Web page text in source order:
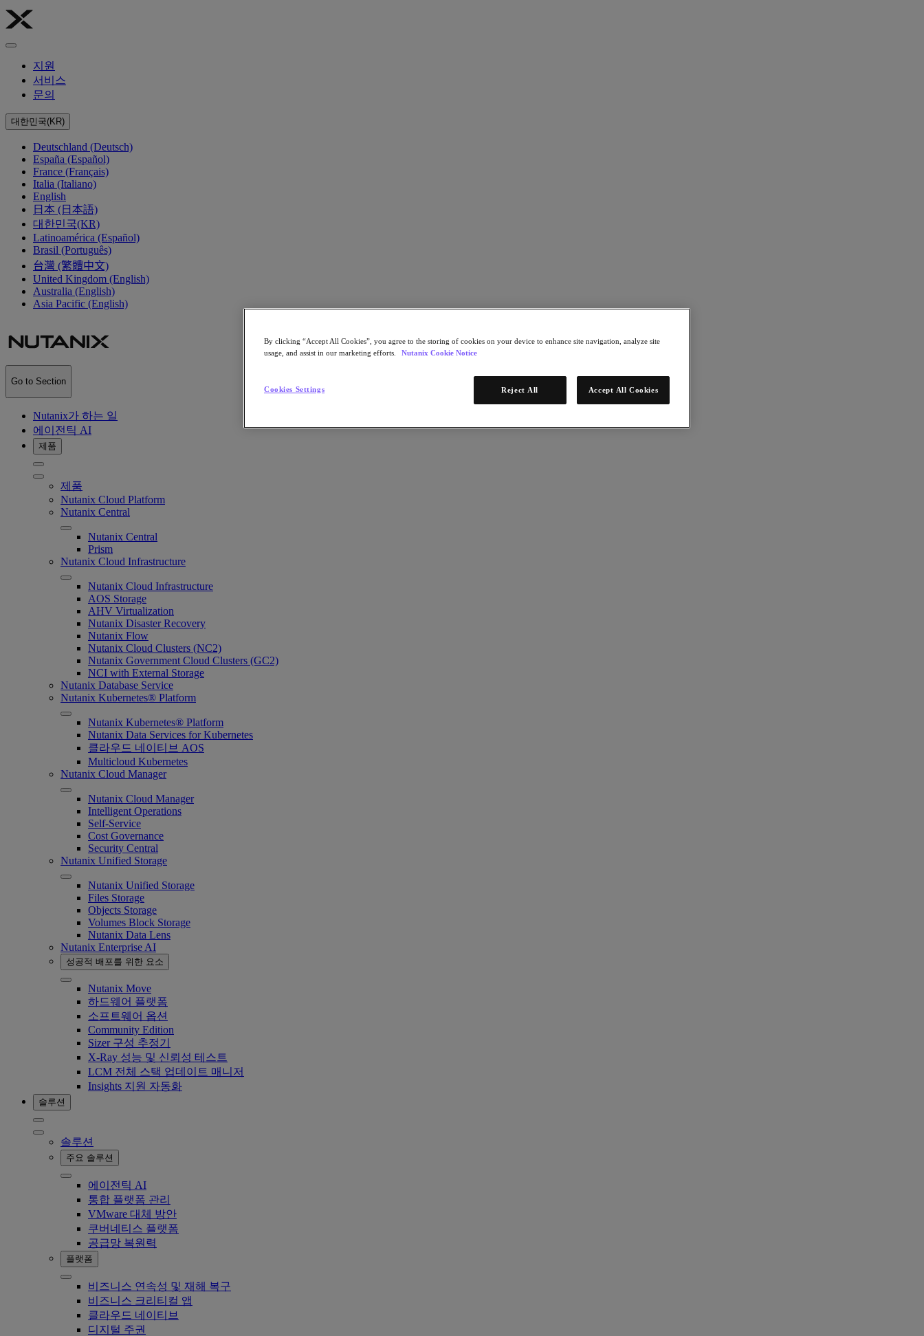
지원
서비스
문의
대한민국(KR)
Deutschland (Deutsch)
España (Español)
France (Français)
Italia (Italiano)
English
日本 (日本語)
대한민국(KR)
Latinoamérica (Español)
Brasil (Português)
台灣 (繁體中文)
United Kingdom (English)
Australia (English)
Asia Pacific (English)
Go to Section
Nutanix가 하는 일
에이전틱 AI
제품
제품
Nutanix Cloud Platform
Nutanix Central
Nutanix Central
Prism
Nutanix Cloud Infrastructure
Nutanix Cloud Infrastructure
AOS Storage
AHV Virtualization
Nutanix Disaster Recovery
Nutanix Flow
Nutanix Cloud Clusters (NC2)
Nutanix Government Cloud Clusters (GC2)
NCI with External Storage
Nutanix Database Service
Nutanix Kubernetes® Platform
Nutanix Kubernetes® Platform
Nutanix Data Services for Kubernetes
클라우드 네이티브 AOS
Multicloud Kubernetes
Nutanix Cloud Manager
Nutanix Cloud Manager
Intelligent Operations
Self-Service
Cost Governance
Security Central
Nutanix Unified Storage
Nutanix Unified Storage
Files Storage
Objects Storage
Volumes Block Storage
Nutanix Data Lens
Nutanix Enterprise AI
성공적 배포를 위한 요소
Nutanix Move
하드웨어 플랫폼
소프트웨어 옵션
Community Edition
Sizer 구성 추정기
X-Ray 성능 및 신뢰성 테스트
LCM 전체 스택 업데이트 매니저
Insights 지원 자동화
솔루션
솔루션
주요 솔루션
에이전틱 AI
통합 플랫폼 관리
VMware 대체 방안
쿠버네티스 플랫폼
공급망 복원력
플랫폼
비즈니스 연속성 및 재해 복구
비즈니스 크리티컬 앱
클라우드 네이티브
디지털 주권
By clicking “Accept All Cookies”, you agree to the storing of cookies on your device to enhance site navigation, analyze site
usage, and assist in our marketing efforts.
Nutanix Cookie Notice
Cookies Settings Reject All Accept All Cookies